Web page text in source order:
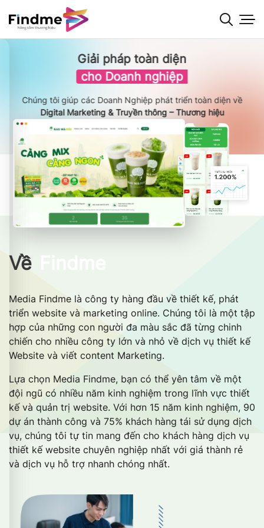
qua
nội
Giải pháp toàn diện
cho Doanh nghiệp
Chúng tôi giúp các Doanh Nghiệp phát triển toàn diện về
Digital Marketing & Truyền thông – Thương hiệu
Về
Media Findme là công ty hàng đầu về thiết kế, phát
triển website và marketing online. Chúng tôi là một tập
hợp của những con người đa màu sắc đã từng chinh
chiến cho nhiều công ty lớn và nhỏ về dịch vụ thiết kế
Website và viết content Marketing.
Lựa chọn Media Findme, bạn có thể yên tâm về một
đội ngũ có nhiều năm kinh nghiệm trong lĩnh vực thiết
kế và quản trị website. Với hơn 15 năm kinh nghiệm, 90
dự án thành công và 75% khách hàng tái sử dụng dịch
vụ, chúng tôi tự tin mang đến cho khách hàng dịch vụ
thiết kế website chuyên nghiệp nhất với giá thành rẻ
và dịch vụ hỗ trợ nhanh chóng nhất.